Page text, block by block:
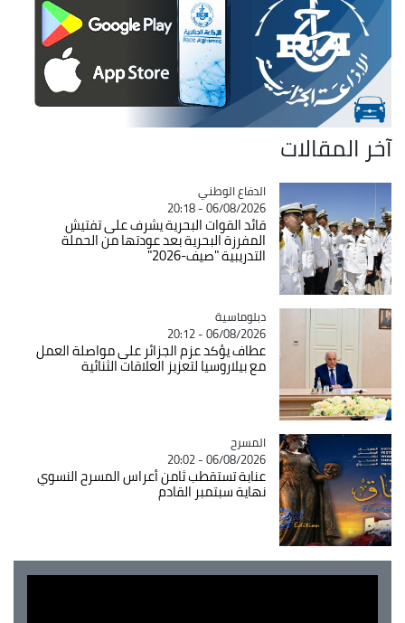
آخر المقالات
Catégorie
الدفاع الوطني
06/08/2026 - 20:18
قائد القوات البحرية يشرف على تفتيش
المفرزة البحرية بعد عودتها من الحملة
التدريبية "صيف-2026"
Catégorie
دبلوماسية
06/08/2026 - 20:12
عطاف يؤكد عزم الجزائر على مواصلة العمل
مع بيلاروسيا لتعزيز العلاقات الثنائية
Catégorie
المسرح
06/08/2026 - 20:02
عنابة تستقطب ثامن أعراس المسرح النسوي
نهاية سبتمبر القادم